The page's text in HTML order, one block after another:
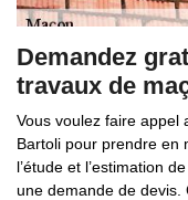
Demandez
travaux de
Vous voulez faire appel
Bartoli pour prendre en
l’étude et l’estimation
une demande de devis.